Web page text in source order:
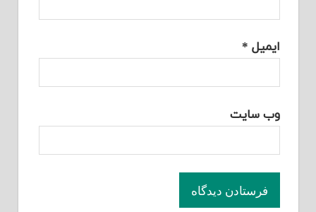
ایمیل *
وب‌ سایت